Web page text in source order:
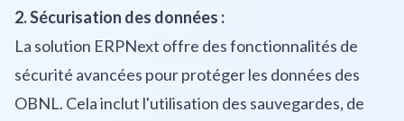
2. Sécurisation des données :
La solution ERPNext offre des fonctionnalités de
sécurité avancées pour protéger les données des
OBNL. Cela inclut l'utilisation des sauvegardes, de